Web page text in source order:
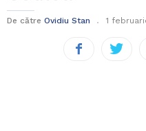
De către Ovidiu Stan 1